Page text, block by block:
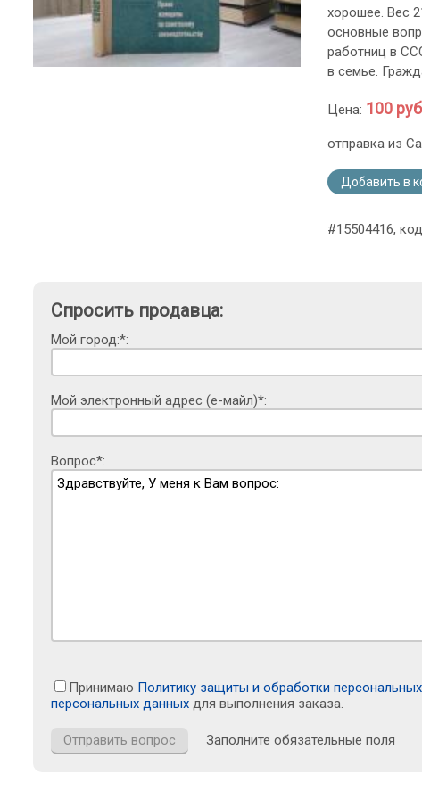
хорошее. Вес
основные
работниц в
в семье.
Цена: 100
отправка из
Добавить в
#15504416,
Спросить продавца:
Мой город:*:
Мой электронный адрес (е-майл)*:
Вопрос*:
Принимаю Политику защиты и обработки
персональных данных для выполнения заказа.
Заполните обязательные поля